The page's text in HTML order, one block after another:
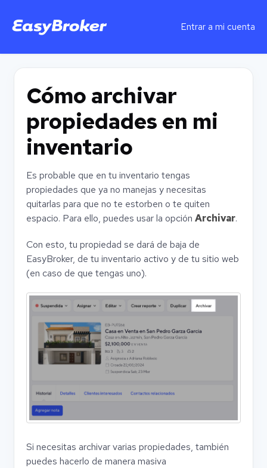
Entrar a mi cuenta
Cómo archivar
propiedades en mi
inventario
Es probable que en tu inventario tengas
propiedades que ya no manejas y necesitas
quitarlas para que no te estorben o te quiten
espacio. Para ello, puedes usar la opción Archivar.
Con esto, tu propiedad se dará de baja de
EasyBroker, de tu inventario activo y de tu sitio web
(en caso de que tengas uno).
Si necesitas archivar varias propiedades, también
puedes hacerlo de manera masiva